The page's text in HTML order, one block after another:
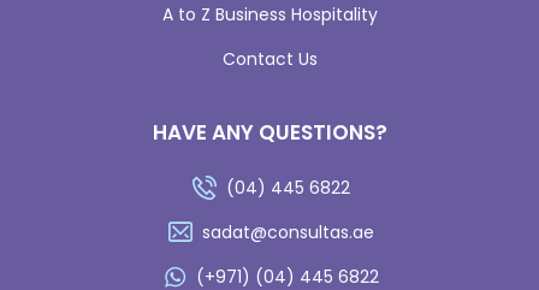
A to Z Business Hospitality
Contact Us
HAVE ANY QUESTIONS?
(04) 445 6822
sadat@consultas.ae
(+971) (04) 445 6822